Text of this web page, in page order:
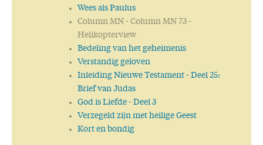
Column MN 87 - Daar waar woud en water elkaar ontmoeten
Column MN 89 - De grote, lege kerk
Column MN 90 - De pianist
Column MN 91 - Motiverende woorden
Column MN 92 - Droom groot
Column MN 93 - Amsterdamseraceweg
Column MN 94 - Woordeloos verhaal
Column MN 95 - Lente als belofte
Column MN 97 - Burengeluk I
Column MN 98 - Burengeluk II
Wees als Paulus
Column MN- Column MN 73 -
Helikopterview
Bedeling van het geheimenis
Verstandig geloven
Inleiding Nieuwe Testament- Deel 25:
Brief van Judas
God is Liefde- Deel 3
Verzegeld zijn met heilige Geest
Kort en bondig